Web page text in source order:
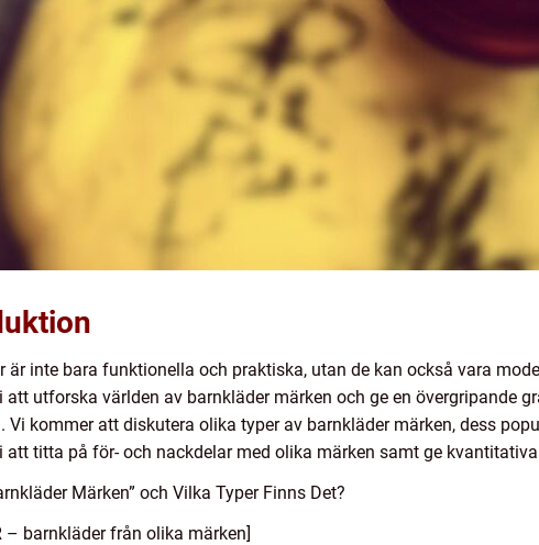
är inte bara funktionella och praktiska, utan de kan också vara
att utforska världen av barnkläder märken och ge en övergripande
Vi kommer att diskutera olika typer av barnkläder märken, dess
att titta på för- och nackdelar med olika märken samt ge
Märken” och Vilka Typer Finns Det?
– barnkläder från olika märken]